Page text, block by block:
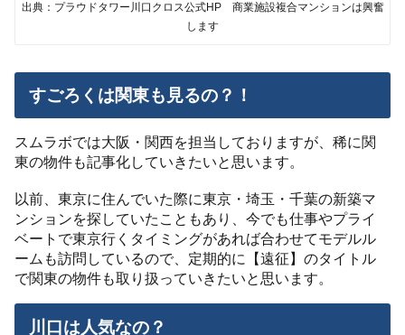
出典：プラウドタワー川口クロス公式HP 商業施設複合マンションは興奮
します
すごろくは関東も見るの？！
スムラボでは大阪・関西を担当しておりますが、稀に関
東の物件も記事化していきたいと思います。
以前、東京に住んでいた際に東京・埼玉・千葉の新築マ
ンションを探していたこともあり、今でも仕事やプライ
ベートで東京行くタイミングがあれば合わせてモデルル
ームも訪問しているので、定期的に【遠征】のタイトル
で関東の物件も取り扱っていきたいと思います。
川口は人気なの？